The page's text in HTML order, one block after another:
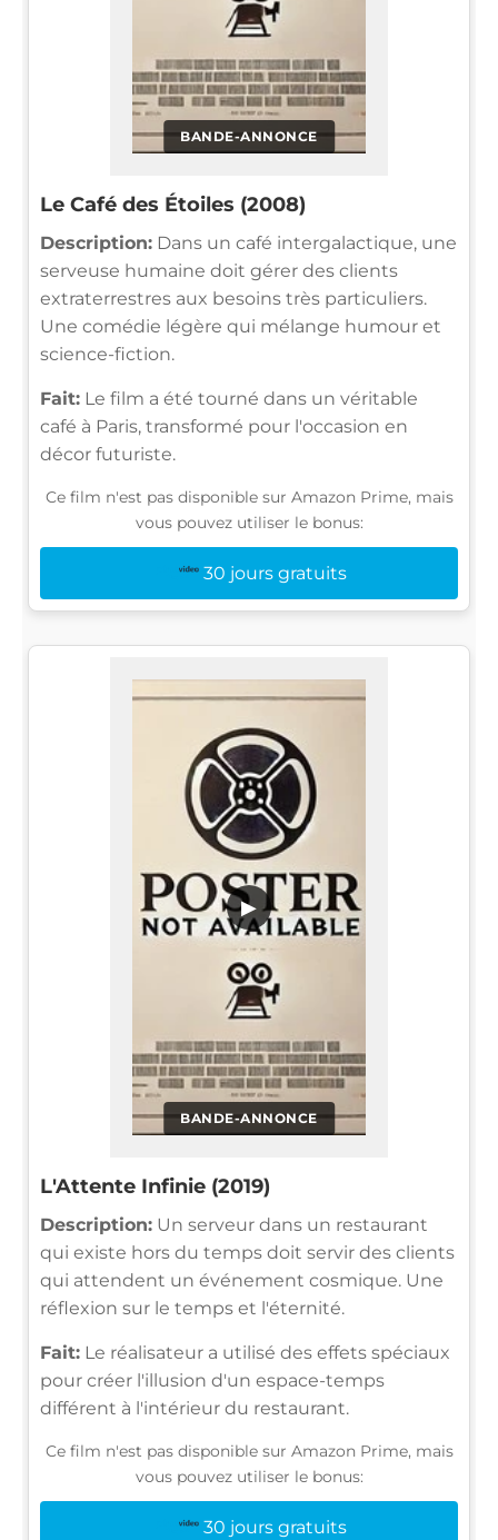
BANDE-ANNONCE
Le Café des Étoiles (2008)
Description: Dans un café intergalactique, une
serveuse humaine doit gérer des clients
extraterrestres aux besoins très particuliers.
Une comédie légère qui mélange humour et
science-fiction.
Fait: Le film a été tourné dans un véritable
café à Paris, transformé pour l'occasion en
décor futuriste.
Ce film n'est pas disponible sur Amazon Prime, mais
vous pouvez utiliser le bonus:
30 jours gratuits
BANDE-ANNONCE
▶
L'Attente Infinie (2019)
Description: Un serveur dans un restaurant
qui existe hors du temps doit servir des clients
qui attendent un événement cosmique. Une
réflexion sur le temps et l'éternité.
Fait: Le réalisateur a utilisé des effets spéciaux
pour créer l'illusion d'un espace-temps
différent à l'intérieur du restaurant.
Ce film n'est pas disponible sur Amazon Prime, mais
vous pouvez utiliser le bonus:
30 jours gratuits